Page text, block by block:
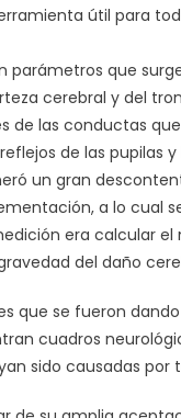
útil para
parámetros que
cerebral y del
de las conductas
de las pupilas
un gran
a lo cual
era calcular el
del daño
que se fueron
cuadros
sido causadas por